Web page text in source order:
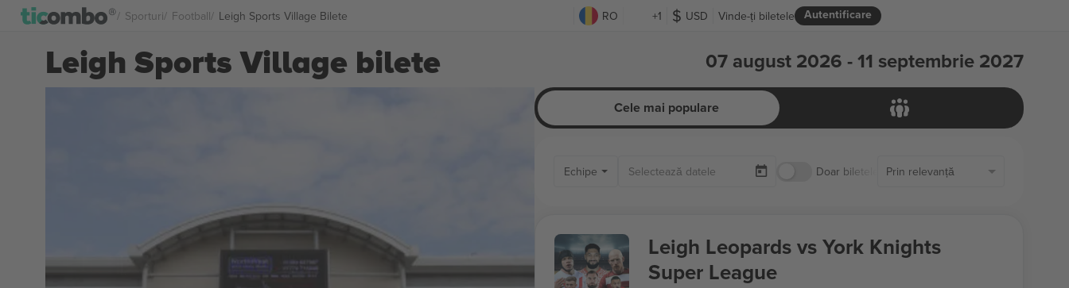
Sporturi Football Leigh Sports Village Bilete RO +1 USD Autentificare
Vinde-ți biletele
Leigh Sports Village bilete 07 august 2026 - 11 septembrie 2027
Cele mai populare
Echipe Doar biletele disponibile
Prin relevanță
Leigh Leopards vs York Knights
Super League